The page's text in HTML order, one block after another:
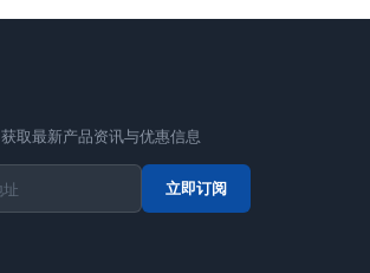
取最新产品资讯与优惠信息
立即订阅